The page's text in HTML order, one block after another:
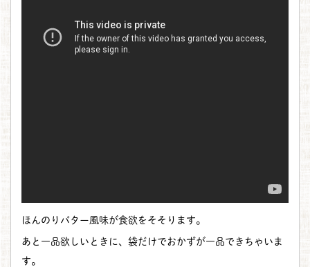
ほんのりバター風味が食欲をそそります。
あと一品欲しいときに、袋だけでおかずが一品できちゃいま
す。